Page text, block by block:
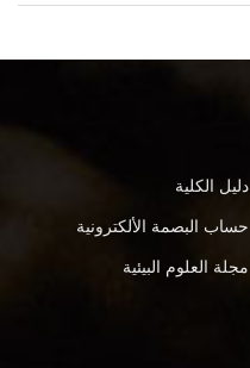
دليل الكلية
حساب البصمة الألكترونية
مجلة العلوم البيئية